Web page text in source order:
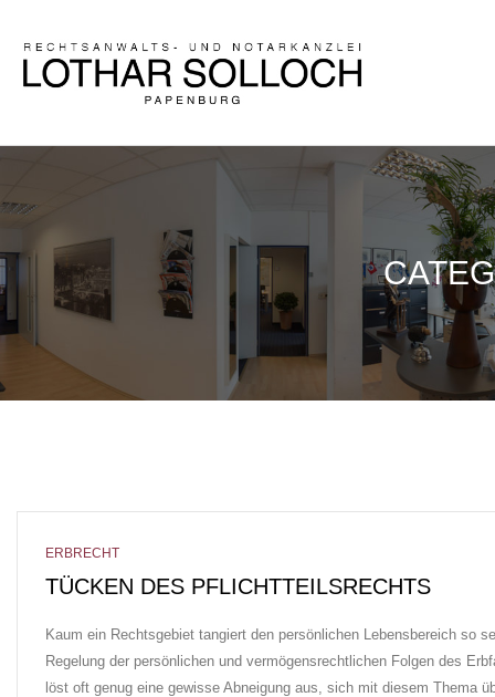
ERBRECHT
TÜCKEN DES PFLICHTTEILSRECHTS
Kaum ein Rechtsgebiet tangiert den persönlichen Lebensbereich so
Regelung der persönlichen und vermögensrechtlichen Folgen des
löst oft genug eine gewisse Abneigung aus, sich mit diesem Thema